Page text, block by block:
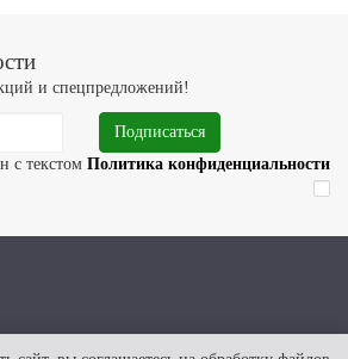
и спецпредложений!
Подписаться
с текстом Политика конфиденциальности